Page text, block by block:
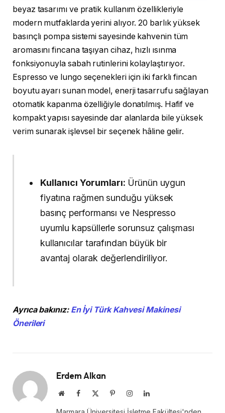
beyaz tasarımı ve pratik kullanım özellikleriyle
modern mutfaklarda yerini alıyor. 20 barlık yüksek
basınçlı pompa sistemi sayesinde kahvenin tüm
aromasını fincana taşıyan cihaz, hızlı ısınma
fonksiyonuyla sabah rutinlerini kolaylaştırıyor.
Espresso ve lungo seçenekleri için iki farklı fincan
boyutu ayarı sunan model, enerji tasarrufu sağlayan
otomatik kapanma özelliğiyle donatılmış. Hafif ve
kompakt yapısı sayesinde dar alanlarda bile yüksek
verim sunarak işlevsel bir seçenek hâline gelir.
Kullanıcı Yorumları: Ürünün uygun
fiyatına rağmen sunduğu yüksek
basınç performansı ve Nespresso
uyumlu kapsüllerle sorunsuz çalışması
kullanıcılar tarafından büyük bir
avantaj olarak değerlendiriliyor.
Ayrıca bakınız: En İyi Türk Kahvesi Makinesi
Önerileri
Erdem Alkan
WebsiteFacebook PinterestInstagramLinkedIn